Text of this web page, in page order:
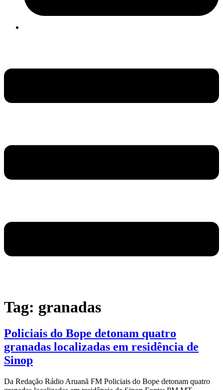
Tag: granadas
Policiais do Bope detonam quatro
granadas localizadas em residência de
Sinop
Da Redação Rádio Aruanã FM Policiais do Bope detonam quatro